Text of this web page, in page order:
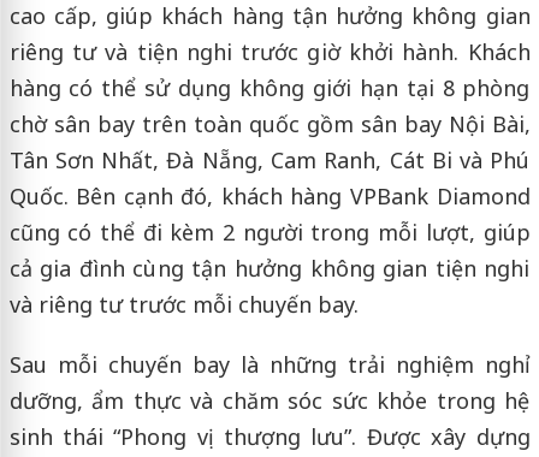
cao cấp, giúp khách hàng tận hưởng không gian
riêng tư và tiện nghi trước giờ khởi hành. Khách
hàng có thể sử dụng không giới hạn tại 8 phòng
chờ sân bay trên toàn quốc gồm sân bay Nội Bài,
Tân Sơn Nhất, Đà Nẵng, Cam Ranh, Cát Bi và Phú
Quốc. Bên cạnh đó, khách hàng VPBank Diamond
cũng có thể đi kèm 2 người trong mỗi lượt, giúp
cả gia đình cùng tận hưởng không gian tiện nghi
và riêng tư trước mỗi chuyến bay.
Sau mỗi chuyến bay là những trải nghiệm nghỉ
dưỡng, ẩm thực và chăm sóc sức khỏe trong hệ
sinh thái “Phong vị thượng lưu”. Được xây dựng